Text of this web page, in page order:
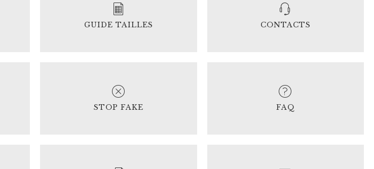
GUIDE TAILLES CONTACTS
STOP FAKE FAQ